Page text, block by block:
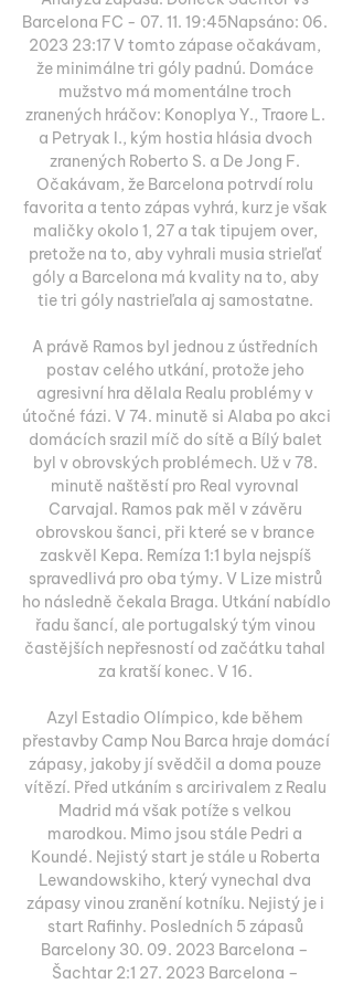
Barcelona FC - 07. 11. 19:45Napsáno: 06.
2023 23:17 V tomto zápase očakávam,
že minimálne tri góly padnú. Domáce
mužstvo má momentálne troch
zranených hráčov: Konoplya Y., Traore L.
a Petryak I., kým hostia hlásia dvoch
zranených Roberto S. a De Jong F.
Očakávam, že Barcelona potrvdí rolu
favorita a tento zápas vyhrá, kurz je však
maličky okolo 1, 27 a tak tipujem over,
pretože na to, aby vyhrali musia strieľať
góly a Barcelona má kvality na to, aby
tie tri góly nastrieľala aj samostatne.
A právě Ramos byl jednou z ústředních
postav celého utkání, protože jeho
agresivní hra dělala Realu problémy v
útočné fázi. V 74. minutě si Alaba po akci
domácích srazil míč do sítě a Bílý balet
byl v obrovských problémech. Už v 78.
minutě naštěstí pro Real vyrovnal
Carvajal. Ramos pak měl v závěru
obrovskou šanci, při které se v brance
zaskvěl Kepa. Remíza 1:1 byla nejspíš
spravedlivá pro oba týmy. V Lize mistrů
ho následně čekala Braga. Utkání nabídlo
řadu šancí, ale portugalský tým vinou
častějších nepřesností od začátku tahal
za kratší konec. V 16.
Azyl Estadio Olímpico, kde během
přestavby Camp Nou Barca hraje domácí
zápasy, jakoby jí svědčil a doma pouze
vítězí. Před utkáním s arcirivalem z Realu
Madrid má však potíže s velkou
marodkou. Mimo jsou stále Pedri a
Koundé. Nejistý start je stále u Roberta
Lewandowskiho, který vynechal dva
zápasy vinou zranění kotníku. Nejistý je i
start Rafinhy. Posledních 5 zápasů
Barcelony 30. 09. 2023 Barcelona –
Šachtar 2:1 27. 2023 Barcelona –